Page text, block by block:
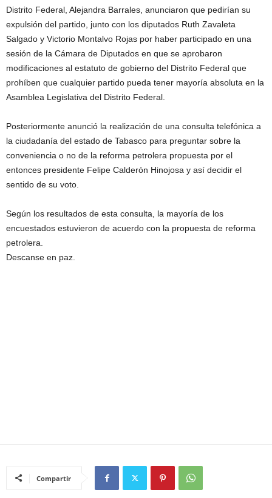
Distrito Federal, Alejandra Barrales, anunciaron que pedirían su
expulsión del partido, junto con los diputados Ruth Zavaleta
Salgado y Victorio Montalvo Rojas por haber participado en una
sesión de la Cámara de Diputados en que se aprobaron
modificaciones al estatuto de gobierno del Distrito Federal que
prohíben que cualquier partido pueda tener mayoría absoluta en la
Asamblea Legislativa del Distrito Federal.
Posteriormente anunció la realización de una consulta telefónica a
la ciudadanía del estado de Tabasco para preguntar sobre la
conveniencia o no de la reforma petrolera propuesta por el
entonces presidente Felipe Calderón Hinojosa y así decidir el
sentido de su voto.
Según los resultados de esta consulta, la mayoría de los
encuestados estuvieron de acuerdo con la propuesta de reforma
petrolera.
Descanse en paz.
Compartir